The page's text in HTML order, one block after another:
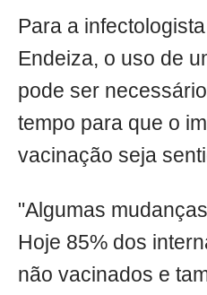
Para a
Endeiza, o uso de
pode ser
tempo para que o
vacinação seja
"Algumas
Hoje 85% dos
não vacinados e